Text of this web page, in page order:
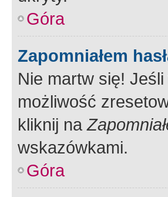
Góra
Zapomniałem
Nie martw się!
możliwość
kliknij na
wskazówkami.
Góra